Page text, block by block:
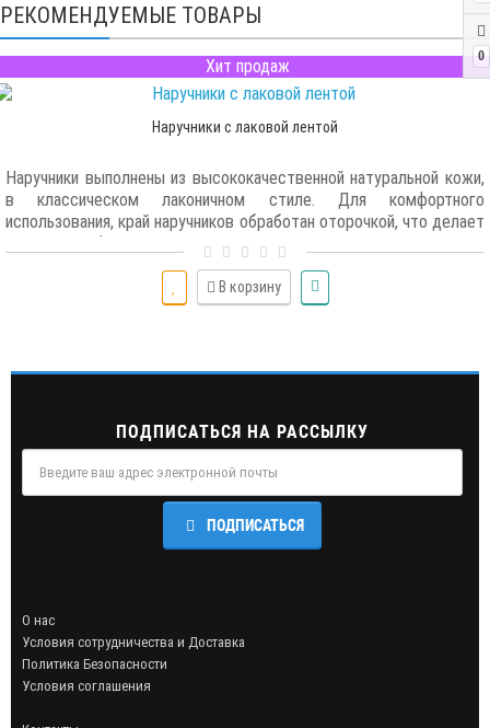
0
РЕКОМЕНДУЕМЫЕ ТОВАРЫ
Хит продаж
Наручники с лаковой лентой
Наручники выполнены из высококачественной натуральной кожи,
в классическом лаконичном стиле. Для комфортного
использования, край наручников обработан оторочкой, что делает
их округлой формы. Акцентом данного изделия является красная
лаковая кожаная лента, напоминающая переплёт корсета.На
наручниках находятся полукольца, для соединения их между
собой при помощи двух карабинов, скреплённых кожаным
металлическая фурнитура имеет никелевое покрытие.Длина с
В корзину
ПОДПИСАТЬСЯ НА РАССЫЛКУ
ПОДПИСАТЬСЯ
О нас
Условия сотрудничества и Доставка
Политика Безопасности
Условия соглашения